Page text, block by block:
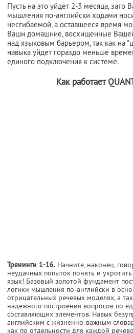
Пусть на это уйдет 2-3 месяца, зато
мышления по-английски ходами
несгибаемой, а оставшееся время
Ваши домашние, восхищенные
над языковым барьером, так как на
навыка уйдет гораздо меньше
единого подключения к системе.
Как работает
Тренинги 1-16. Начните, наконец,
неудачных попыток понять и
язык! Базовый золотой фундамент
логики мышления по-английски в
отрицательных речевых моделях, а
надежного построения вопросов по
составляющих элементов. Навык
английским с жизненно-важным
как по отдельности для каждой